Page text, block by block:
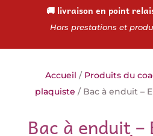
🚚 livraison en point
Hors prestations et
Accueil / Produits du
plaquiste / Bac à enduit –
Bac à enduit –